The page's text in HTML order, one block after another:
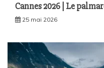
Cannes 2026 | Le
25 mai 2026